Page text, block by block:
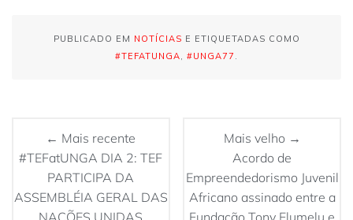
PUBLICADO EM NOTÍCIAS E ETIQUETADAS COMO
#TEFATUNGA
#UNGA77
← Mais recente
#TEFatUNGA DIA 2: TEF
PARTICIPA DA
ASSEMBLÉIA GERAL DAS
NAÇÕES UNIDAS
Mais velho →
Acordo de
Empreendedorismo Juvenil
Africano assinado entre a
Fundação Tony Elumelu e